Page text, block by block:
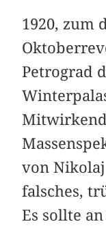
1920, zum
Petrograd
von
falsches,
Es sollte